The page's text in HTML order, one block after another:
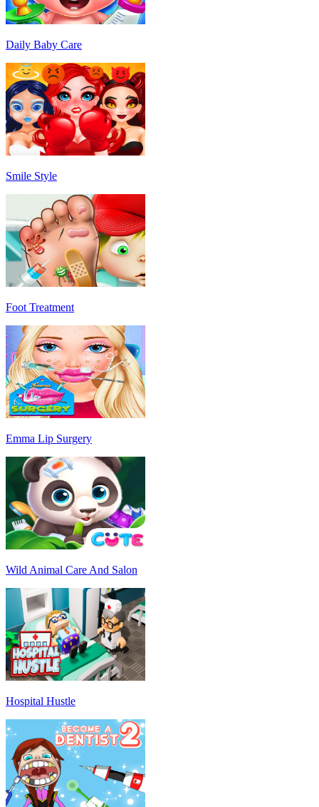
Daily Baby Care
Smile Style
Foot Treatment
Emma Lip Surgery
Wild Animal Care And Salon
Hospital Hustle